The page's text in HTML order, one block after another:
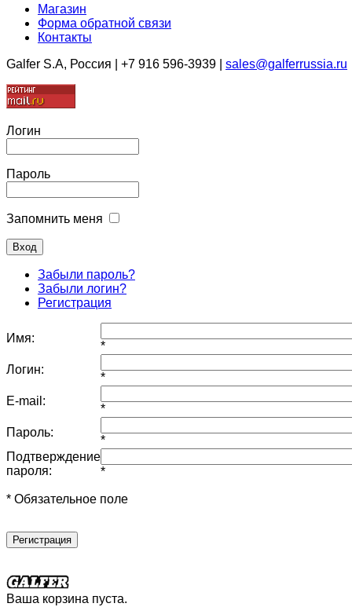
Магазин
Форма обратной связи
Контакты
Galfer S.A, Россия | +7 916 596-3939 | sales@galferrussia.ru
Логин
Пароль
Запомнить меня
Забыли пароль?
Забыли логин?
Регистрация
Имя:
*
Логин:
*
E-mail:
*
Пароль:
*
Подтверждение
пароля:
*
* Обязательное поле
Регистрация
Ваша корзина пуста.